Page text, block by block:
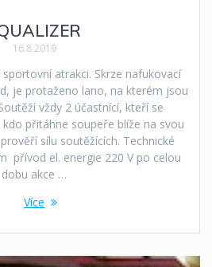
16.8.2019
sportovní atrakci. Skrze nafukovací
je protaženo lano, na kterém jsou
vždy 2 účastnící, kteří se
přitáhne soupeře blíže na svou
sílu soutěžících. Technické
přívod el. energie 220 V po celou
dobu akce …
Více